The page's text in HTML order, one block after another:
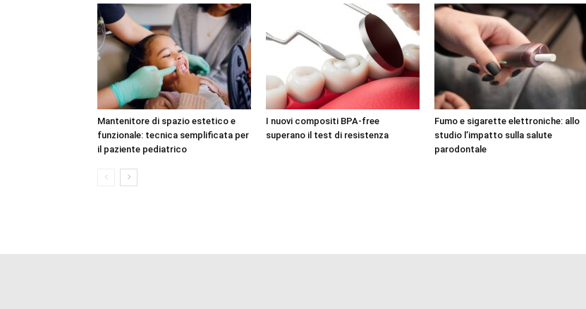
Mantenitore di spazio estetico e
funzionale: tecnica semplificata per
il paziente pediatrico
I nuovi compositi BPA-free
superano il test di resistenza
Fumo e sigarette elettroniche: allo
studio l’impatto sulla salute
parodontale